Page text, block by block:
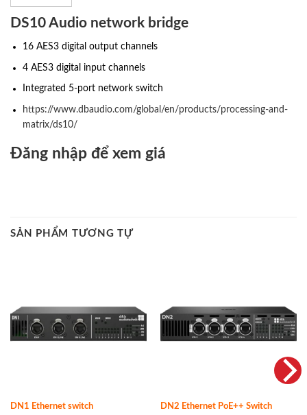
DS10 Audio network bridge
16 AES3 digital output channels
4 AES3 digital input channels
Integrated 5-port network switch
https://www.dbaudio.com/global/en/products/processing-and-
matrix/ds10/
Đăng nhập để xem giá
SẢN PHẨM TƯƠNG TỰ
DN1 Ethernet switch
DN2 Ethernet PoE++ Switch